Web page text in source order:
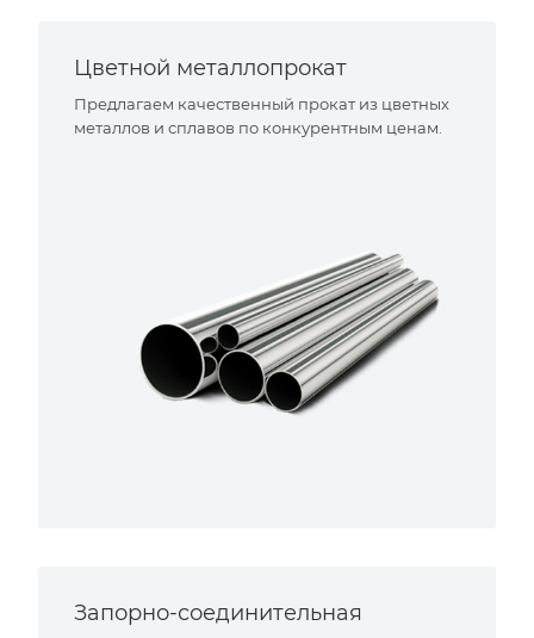
Цветной металлопрокат
Предлагаем качественный прокат из цветных
металлов и сплавов по конкурентным ценам.
Запорно-соединительная